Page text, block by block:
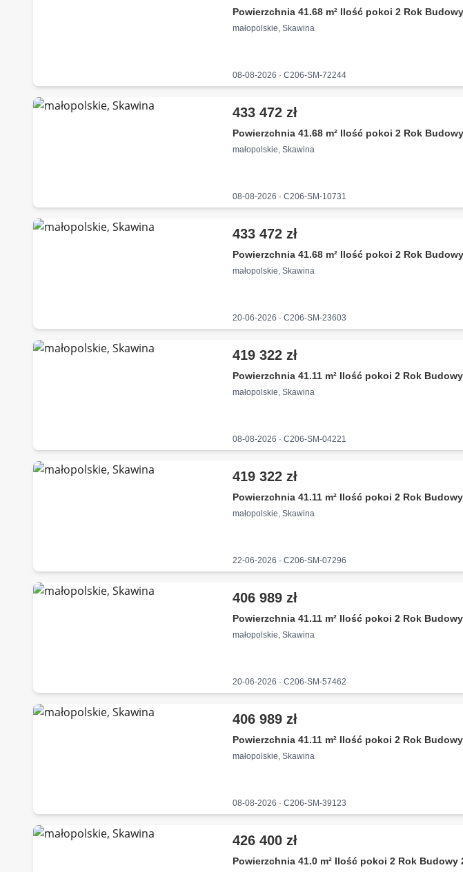
Powierzchnia 41.68 m² Ilość pokoi 2 Rok
małopolskie, Skawina
08-08-2026 · C206-SM-72244
433 472 zł
Powierzchnia 41.68 m² Ilość pokoi 2 Rok
małopolskie, Skawina
08-08-2026 · C206-SM-10731
433 472 zł
Powierzchnia 41.68 m² Ilość pokoi 2 Rok
małopolskie, Skawina
20-06-2026 · C206-SM-23603
419 322 zł
Powierzchnia 41.11 m² Ilość pokoi 2 Rok
małopolskie, Skawina
08-08-2026 · C206-SM-04221
419 322 zł
Powierzchnia 41.11 m² Ilość pokoi 2 Rok
małopolskie, Skawina
22-06-2026 · C206-SM-07296
406 989 zł
Powierzchnia 41.11 m² Ilość pokoi 2 Rok
małopolskie, Skawina
20-06-2026 · C206-SM-57462
406 989 zł
Powierzchnia 41.11 m² Ilość pokoi 2 Rok
małopolskie, Skawina
08-08-2026 · C206-SM-39123
426 400 zł
Powierzchnia 41.0 m² Ilość pokoi 2 Rok Budowy